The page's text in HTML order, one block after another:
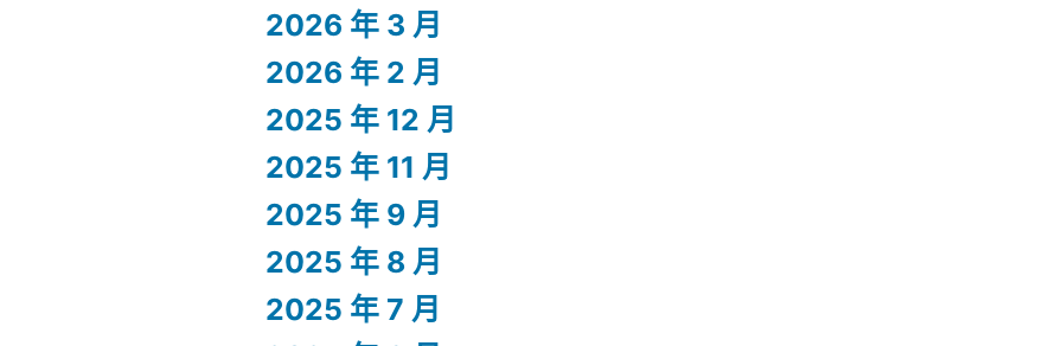
2026 年 3 月
2026 年 2 月
2025 年 12 月
2025 年 11 月
2025 年 9 月
2025 年 8 月
2025 年 7 月